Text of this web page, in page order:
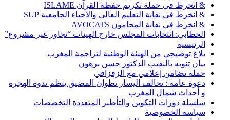
& انخرط في حملة تكريم حفظة القرآن ISLAME
& انخرط في نقابة التعليم العالي والأحياء الجامعية SUP
& انخرط في نقابة المحامون AVOCATS
الحطابي: انتخابات المجلس خارج الهيئات “تجاوز غير مشروع”
الرئيسية
بلاغ توضيحي من الهيئة الوطنية لتراجمة المغرب
بيان تنويه بالنقيب الدكتور حسن برهون
حملة تضامن إعلامي مع الزفزافي
دعوة عامة : تحالف اليسار تطوان المضيق ينظم ندوة الهجرة
و أحداث شمال المغرب
سلسلة دورات التكوين والتأطير المتعددة التخصصات
سياسة الخصوصية